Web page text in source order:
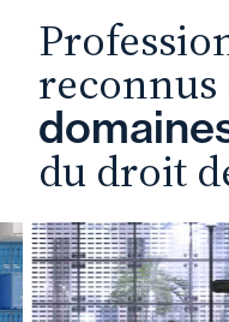
reconnus
du droit